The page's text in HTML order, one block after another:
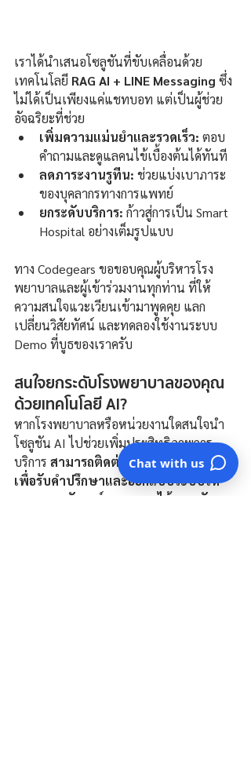
เราได้นำเสนอโซลูชันที่ขับเคลื่อนด้วย
เทคโนโลยี RAG AI + LINE Messaging ซึ่ง
ไม่ได้เป็นเพียงแค่แชทบอท แต่เป็นผู้ช่วย
อัจฉริยะที่ช่วย
เพิ่มความแม่นยำและรวดเร็ว: ตอบ
คำถามและดูแลคนไข้เบื้องต้นได้ทันที
ลดภาระงานรูทีน: ช่วยแบ่งเบาภาระ
ของบุคลากรทางการแพทย์
ยกระดับบริการ: ก้าวสู่การเป็น Smart
Hospital อย่างเต็มรูปแบบ
ทาง Codegears ขอขอบคุณผู้บริหารโรง
พยาบาลและผู้เข้าร่วมงานทุกท่าน ที่ให้
ความสนใจแวะเวียนเข้ามาพูดคุย แลก
เปลี่ยนวิสัยทัศน์ และทดลองใช้งานระบบ
Demo ที่บูธของเราครับ
สนใจยกระดับโรงพยาบาลของคุณ
ด้วยเทคโนโลยี AI?
หากโรงพยาบาลหรือหน่วยงานใดสนใจนำ
โซลูชัน AI ไปช่วยเพิ่มประสิทธิภาพการ
บริการ สามารถติดต่อทีมงาน Codegears
เพื่อรับคำปรึกษาและออกแบบระบบให้
เหมาะสมกับองค์กรของคุณได้เลยครับ
Chat with us